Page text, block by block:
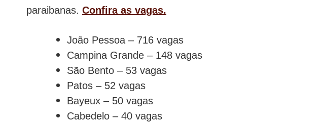
paraibanas. Confira as vagas.
João Pessoa – 716 vagas
Campina Grande – 148 vagas
São Bento – 53 vagas
Patos – 52 vagas
Bayeux – 50 vagas
Cabedelo – 40 vagas